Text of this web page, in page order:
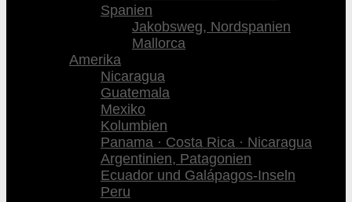
Spanien
Jakobsweg, Nordspanien
Mallorca
Amerika
Nicaragua
Guatemala
Mexiko
Kolumbien
Panama · Costa Rica · Nicaragua
Argentinien, Patagonien
Ecuador und Galápagos-Inseln
Peru